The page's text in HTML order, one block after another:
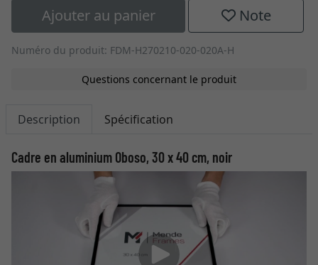
Ajouter au panier Note
Numéro du produit: FDM-H270210-020-020A-H
Questions concernant le produit
Description Spécification
Cadre en aluminium Oboso, 30 x 40 cm, noir